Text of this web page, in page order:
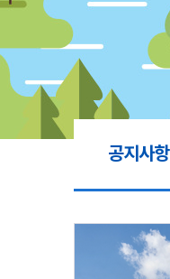
공지사항